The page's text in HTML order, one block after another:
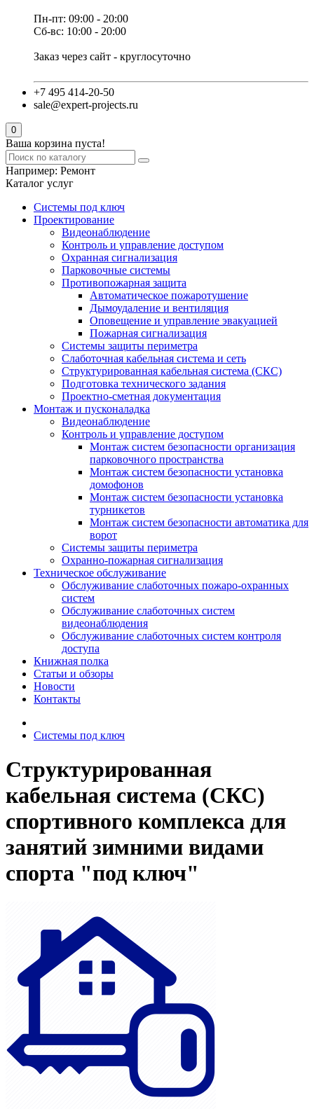
Пн-пт: 09:00 - 20:00
Сб-вс: 10:00 - 20:00
Заказ через сайт - круглосуточно
+7 495 414-20-50
sale@expert-projects.ru
0
Ваша корзина пуста!
Например: Ремонт
Каталог услуг
Системы под ключ
Проектирование
Видеонаблюдение
Контроль и управление доступом
Охранная сигнализация
Парковочные системы
Противопожарная защита
Автоматическое пожаротушение
Дымоудаление и вентиляция
Оповещение и управление эвакуацией
Пожарная сигнализация
Системы защиты периметра
Слаботочная кабельная система и сеть
Структурированная кабельная система (СКС)
Подготовка технического задания
Проектно-сметная документация
Монтаж и пусконаладка
Видеонаблюдение
Контроль и управление доступом
Монтаж систем безопасности организация
парковочного пространства
Монтаж систем безопасности установка
домофонов
Монтаж систем безопасности установка
турникетов
Монтаж систем безопасности автоматика для
ворот
Системы защиты периметра
Охранно-пожарная сигнализация
Техническое обслуживание
Обслуживание слаботочных пожаро-охранных
систем
Обслуживание слаботочных систем
видеонаблюдения
Обслуживание слаботочных систем контроля
доступа
Книжная полка
Статьи и обзоры
Новости
Контакты
Системы под ключ
Структурированная
кабельная система (СКС)
спортивного комплекса для
занятий зимними видами
спорта "под ключ"